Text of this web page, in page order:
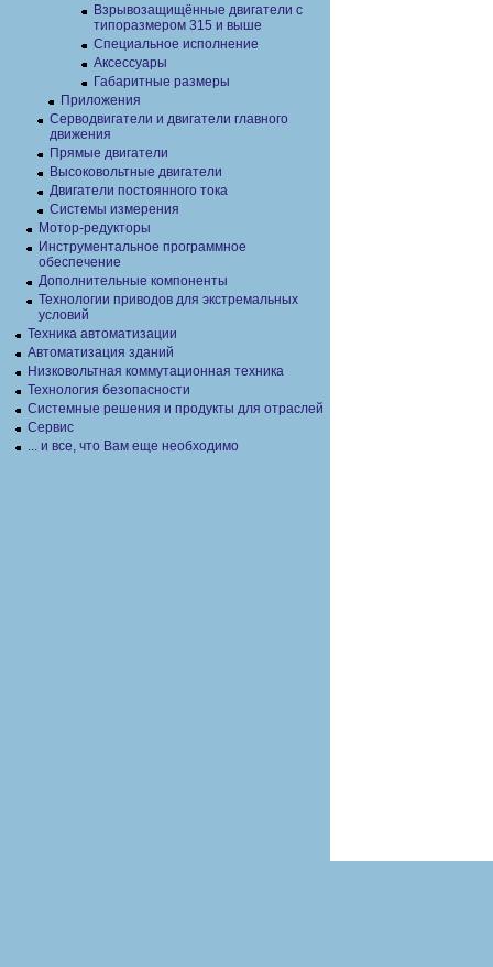
Взрывозащищённые двигатели с
типоразмером 315 и выше
Специальное исполнение
Аксессуары
Габаритные размеры
Приложения
Серводвигатели и двигатели главного
движения
Прямые двигатели
Высоковольтные двигатели
Двигатели постоянного тока
Системы измерения
Мотор-редукторы
Инструментальное программное
обеспечение
Дополнительные компоненты
Технологии приводов для экстремальных
условий
Техника автоматизации
Автоматизация зданий
Низковольтная коммутационная техника
Технология безопасности
Системные решения и продукты для отраслей
Сервис
... и все, что Вам еще необходимо